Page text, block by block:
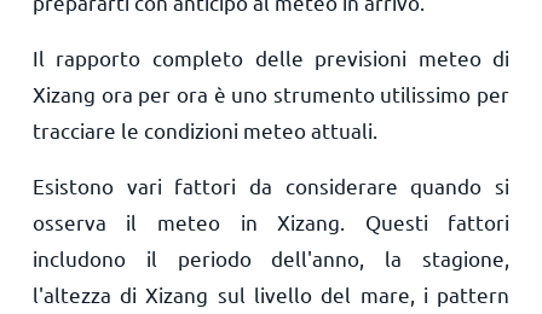
Il rapporto completo delle previsioni meteo di
Xizang ora per ora è uno strumento utilissimo per
tracciare le condizioni meteo attuali.
Esistono vari fattori da considerare quando si
osserva il meteo in Xizang. Questi fattori
includono il periodo dell'anno, la stagione,
l'altezza di Xizang sul livello del mare, i pattern